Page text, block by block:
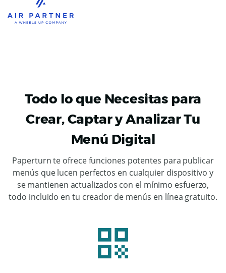
Todo lo que Necesitas para
Crear, Captar y Analizar Tu
Menú Digital
Paperturn te ofrece funciones potentes para publicar
menús que lucen perfectos en cualquier dispositivo y
se mantienen actualizados con el mínimo esfuerzo,
todo incluido en tu creador de menús en línea gratuito.